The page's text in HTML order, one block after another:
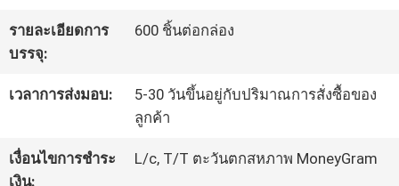
รายละเอียดการ
บรรจุ:
600 ชิ้นต่อกล่อง
เวลาการส่งมอบ:
5-30 วันขึ้นอยู่กับปริมาณการสั่งซื้อของ
ลูกค้า
เงื่อนไขการชำระ
เงิน:
L/c, T/T ตะวันตกสหภาพ MoneyGram